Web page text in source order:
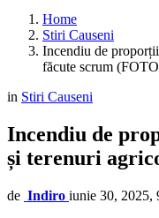
Home
Stiri Causeni
Incendiu de
făcute scrum
in Stiri Causeni
Incendiu de
și terenuri
de Indiro iunie 30, 2025,